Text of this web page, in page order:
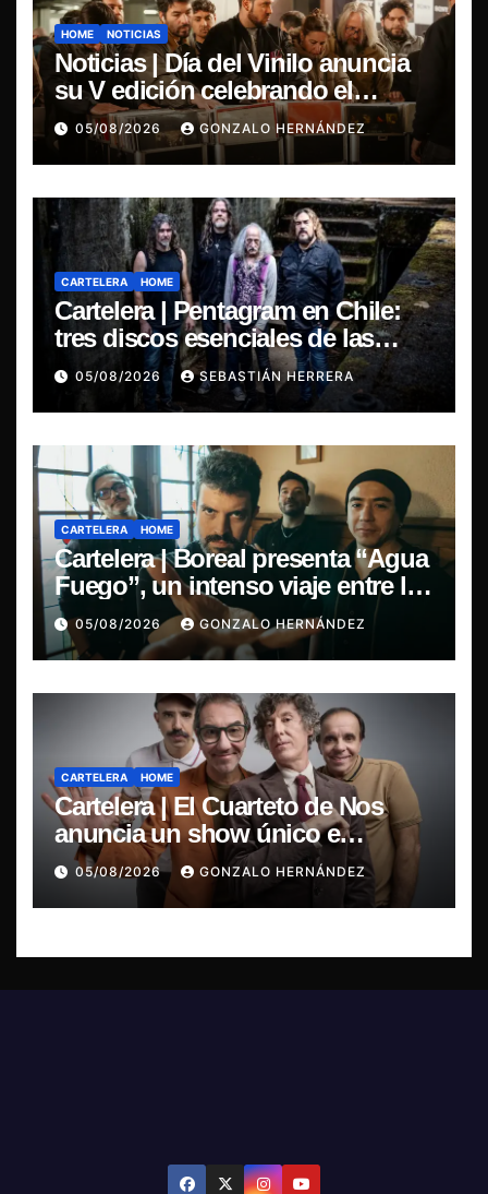
HOME NOTICIAS
Noticias | Día del Vinilo anuncia
su V edición celebrando el
regreso del 7″ fabricado en Chile
05/08/2026 GONZALO HERNÁNDEZ
CARTELERA HOME
Cartelera | Pentagram en Chile:
tres discos esenciales de las
leyendas del doom
05/08/2026 SEBASTIÁN HERRERA
CARTELERA HOME
Cartelera | Boreal presenta “Agua
Fuego”, un intenso viaje entre la
pasión y la desilusión
05/08/2026 GONZALO HERNÁNDEZ
CARTELERA HOME
Cartelera | El Cuarteto de Nos
anuncia un show único e
irrepetible en el Movistar Arena
05/08/2026 GONZALO HERNÁNDEZ